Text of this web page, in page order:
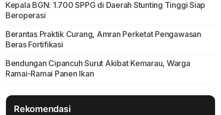
Kepala BGN: 1.700 SPPG di Daerah Stunting Tinggi Siap
Beroperasi
Berantas Praktik Curang, Amran Perketat Pengawasan
Beras Fortifikasi
Bendungan Cipancuh Surut Akibat Kemarau, Warga
Ramai-Ramai Panen Ikan
Rekomendasi